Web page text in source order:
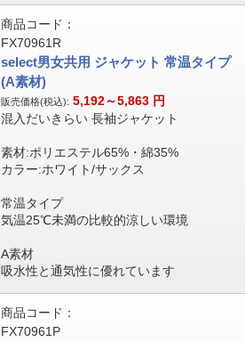
商品コード：
FX70961R
select男女共用 ジャケット 常温タイプ
(A素材)
販売価格(税込): 5,192～5,863 円
混入だいきらい 長袖ジャケット
素材:ポリエステル65%・綿35%
カラー:ホワイト/サックス
常温タイプ
気温25℃未満の比較的涼しい環境
A素材
吸水性と通気性に優れています
商品コード：
FX70961P